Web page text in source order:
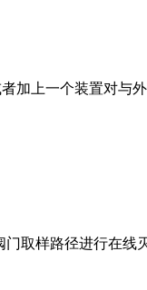
加上一个装置对与
取样路径进行在线